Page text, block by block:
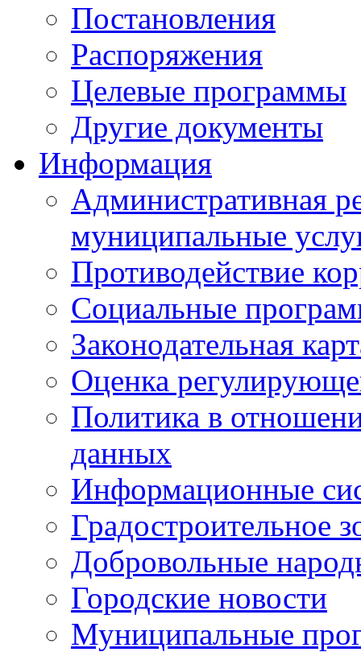
Постановления
Распоряжения
Целевые программы
Другие документы
Информация
Административная
муниципальные
Противодействие
Социальные
Законодательная
Оценка
Политика в
данных
Информационные
Градостроительное
Добровольные
Городские новости
Муниципальные